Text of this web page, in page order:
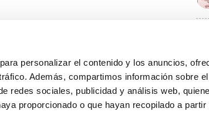
personalizar el contenido y los anuncios,
Además, compartimos información sobre
redes sociales, publicidad y análisis web,
proporcionado o que hayan recopilado a partir